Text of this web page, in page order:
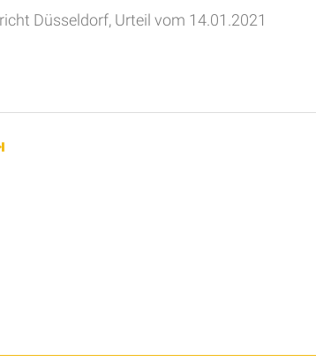
Düsseldorf, Urteil vom 14.01.2021